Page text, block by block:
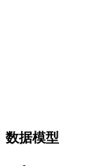
数据模型